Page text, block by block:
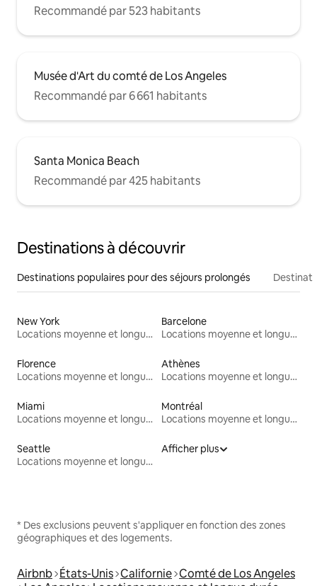
Recommandé par 523 habitants
Musée d'Art du comté de Los Angeles
Recommandé par 6 661 habitants
Santa Monica Beach
Recommandé par 425 habitants
Destinations à découvrir
Destinations populaires pour des séjours prolongés
New York
Locations moyenne et longue durée
Barcelone
Locations moyenne et longue durée
Florence
Locations moyenne et longue durée
Athènes
Locations moyenne et longue durée
Miami
Locations moyenne et longue durée
Montréal
Locations moyenne et longue durée
Seattle
Locations moyenne et longue durée
Afficher plus
* Des exclusions peuvent s'appliquer en fonction des zones
géographiques et des logements.
Airbnb États-Unis Californie Comté de Los Angeles